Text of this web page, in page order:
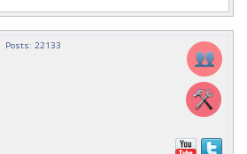
Posts: 22133